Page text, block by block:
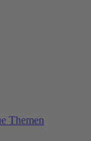
Themen